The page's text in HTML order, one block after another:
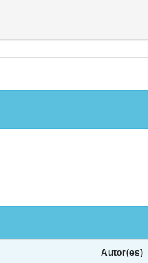
Autor(es)